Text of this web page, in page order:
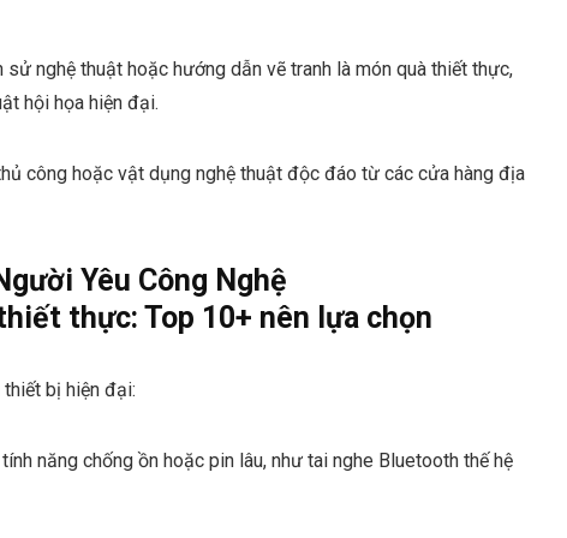
sử nghệ thuật hoặc hướng dẫn vẽ tranh là món quà thiết thực,
hội họa hiện đại.
công hoặc vật dụng nghệ thuật độc đáo từ các cửa hàng địa
Yêu Công Nghệ
bị hiện đại:
năng chống ồn hoặc pin lâu, như tai nghe Bluetooth thế hệ